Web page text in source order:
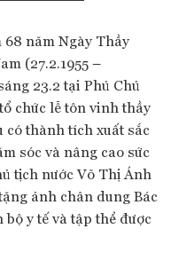
năm Ngày Thầy
(27.2.1955 –
23.2 tại Phủ Chủ
chức lễ tôn vinh thầy
có thành tích xuất sắc
sóc và nâng cao sức
tịch nước Võ Thị Ánh
ảnh chân dung Bác
y tế và tập thể được